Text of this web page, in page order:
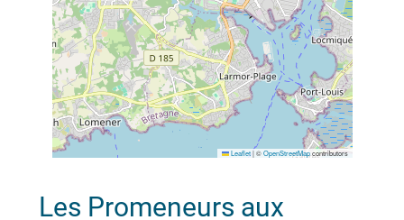
Leaflet |©OpenStreetMapcontributors
Les Promeneurs aux